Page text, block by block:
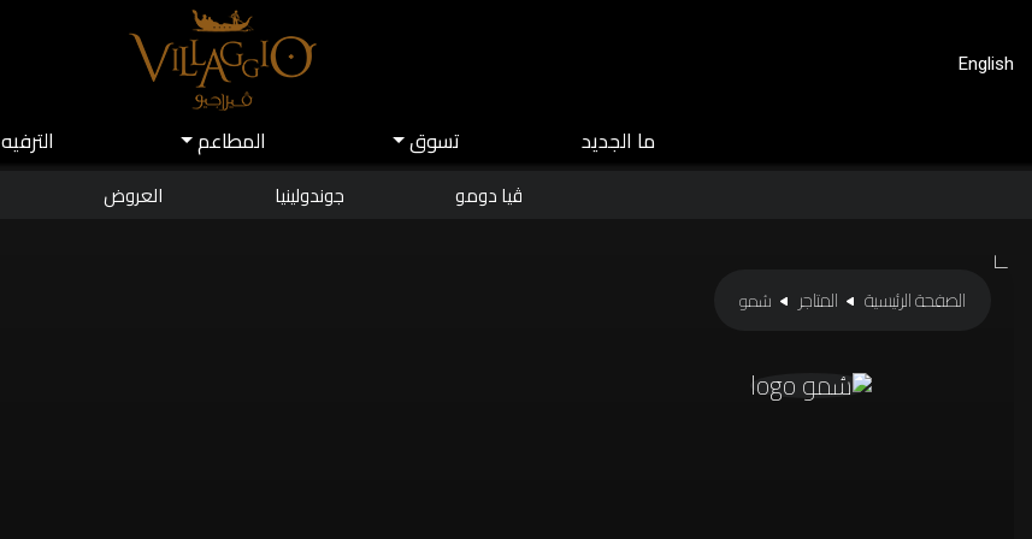
English
ﻣﺎ اﻟﺠﺪﻳﺪ تسوق اﻟﻤﻄﺎﻋﻢ اﻟﺘﺮﻓﻴﻪ
ڤيا دومو جوندولينيا العروض
الصفحة الرئيسية المتاجر سُمو